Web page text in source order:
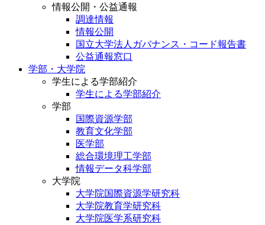
情報公開・公益通報
調達情報
情報公開
国立大学法人ガバナンス・コード報告書
公益通報窓口
学部・大学院
学生による学部紹介
学生による学部紹介
学部
国際資源学部
教育文化学部
医学部
総合環境理工学部
情報データ科学部
大学院
大学院国際資源学研究科
大学院教育学研究科
大学院医学系研究科